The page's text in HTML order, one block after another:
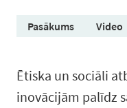
Pasākums Video
Ētiska un sociāli
inovācijām palīdz